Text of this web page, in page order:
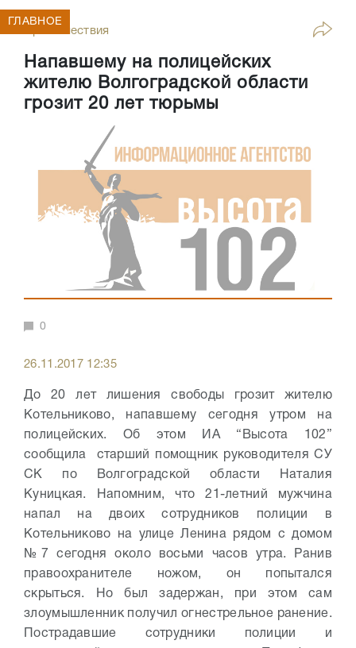
Происшествия
Напавшему на полицейских
жителю Волгоградской области
грозит 20 лет тюрьмы
ГЛАВНОЕ
0
26.11.2017 12:35
До 20 лет лишения свободы грозит жителю
Котельниково, напавшему сегодня утром на
полицейских. Об этом ИА “Высота 102”
сообщила старший помощник руководителя СУ
СК по Волгоградской области Наталия
Куницкая. Напомним, что 21-летний мужчина
напал на двоих сотрудников полиции в
Котельниково на улице Ленина рядом с домом
№7 сегодня около восьми часов утра. Ранив
правоохранителе ножом, он попытался
скрыться. Но был задержан, при этом сам
злоумышленник получил огнестрельное ранение.
Пострадавшие сотрудники полиции и